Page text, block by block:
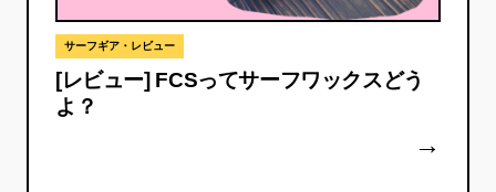
サーフギア・レビュー
[レビュー] FCSってサーフワックスどう
よ？